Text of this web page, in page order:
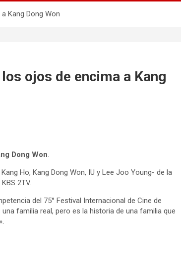
Kang Dong Won
ojos de encima a Kang
Dong Won.
Ho, Kang Dong Won, IU y Lee Joo Young- de la
2TV.
del 75° Festival Internacional de Cine de
familia real, pero es la historia de una familia que